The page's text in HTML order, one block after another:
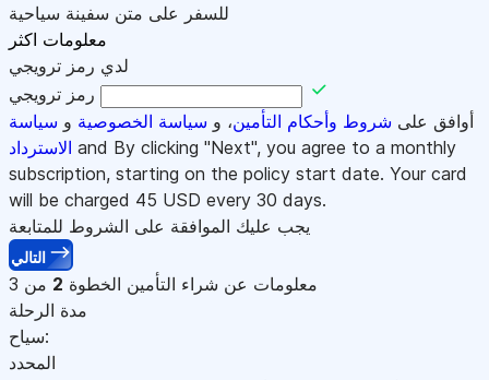
للسفر على متن سفينة سياحية
معلومات اكثر
لدي رمز ترويجي
رمز ترويجي
أوافق على شروط وأحكام التأمين، و سياسة الخصوصية و سياسة
الاسترداد and By clicking "Next", you agree to a monthly
subscription, starting on the policy start date. Your card
will be charged 45 USD every 30 days.
يجب عليك الموافقة على الشروط للمتابعة
التالي
معلومات عن شراء التأمين الخطوة 2 من 3
مدة الرحلة
سياح:
المحدد